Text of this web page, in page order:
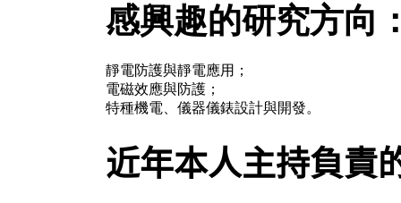
感興趣的研究方向
靜電防護與靜電應用；
電磁效應與防護；
特種機電、儀器儀錶設計與開發。
近年本人主持負責